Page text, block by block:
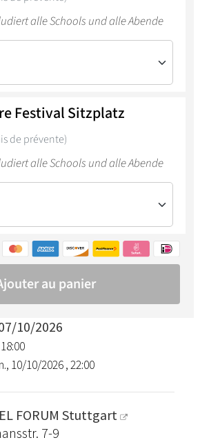
10/2026
10/10/2026 , 22:00
FORUM Stuttgart
7-9